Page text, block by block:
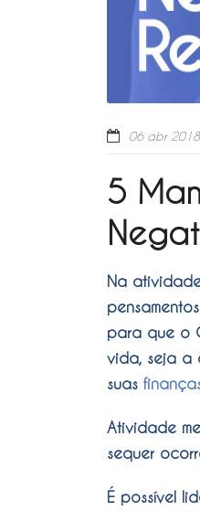
06 abr 2018
5
Na
para que o
vida, seja a
suas
Atividade
sequer
É possível